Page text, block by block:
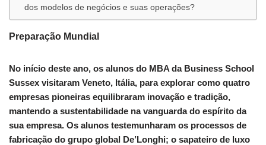
dos modelos de negócios e suas operações?
Preparação Mundial
No início deste ano, os alunos do MBA da Business School
Sussex visitaram Veneto, Itália, para explorar como quatro
empresas pioneiras equilibraram inovação e tradição,
mantendo a sustentabilidade na vanguarda do espírito da
sua empresa. Os alunos testemunharam os processos de
fabricação do grupo global De’Longhi; o sapateiro de luxo